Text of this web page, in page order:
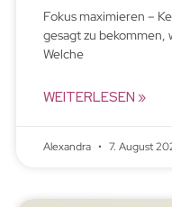
Fokus maximieren –
gesagt zu bekommen,
Welche
WEITERLESEN »
Alexandra 7. August